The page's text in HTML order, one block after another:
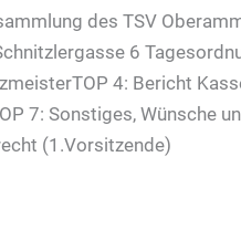
des TSV
6
4: Bericht
7: Sonstiges, Wünsche
(1.Vorsitzende)